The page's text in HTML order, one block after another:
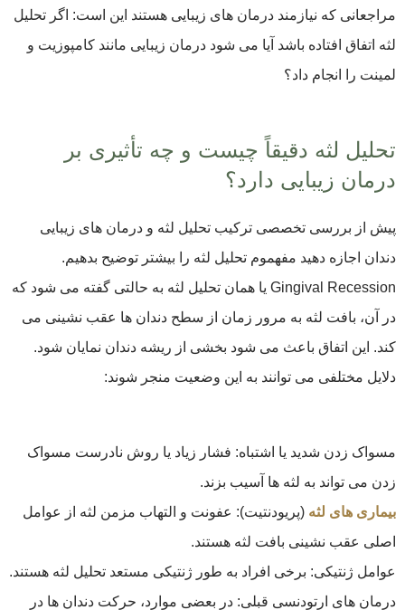
مراجعانی که نیازمند درمان های زیبایی هستند این است: اگر تحلیل
لثه اتفاق افتاده باشد آیا می شود درمان زیبایی مانند کامپوزیت و
لمینت را انجام داد؟
تحلیل لثه دقیقاً چیست و چه تأثیری بر
درمان زیبایی دارد؟
پیش از بررسی تخصصی ترکیب تحلیل لثه و درمان‌ های زیبایی
دندان اجازه دهید مفهموم تحلیل لثه را بیشتر توضیح بدهیم.
Gingival Recession یا همان تحلیل لثه به حالتی گفته می شود که
در آن، بافت لثه به مرور زمان از سطح دندان ها عقب نشینی می
کند. این اتفاق باعث می شود بخشی از ریشه دندان نمایان شود.
دلایل مختلفی می توانند به این وضعیت منجر شوند:
مسواک زدن شدید یا اشتباه: فشار زیاد یا روش نادرست مسواک
زدن می تواند به لثه ها آسیب بزند.
بیماری های لثه (پریودنتیت): عفونت و التهاب مزمن لثه از عوامل
اصلی عقب نشینی بافت لثه هستند.
عوامل ژنتیکی: برخی افراد به طور ژنتیکی مستعد تحلیل لثه هستند.
درمان های ارتودنسی قبلی: در بعضی موارد، حرکت دندان ها در